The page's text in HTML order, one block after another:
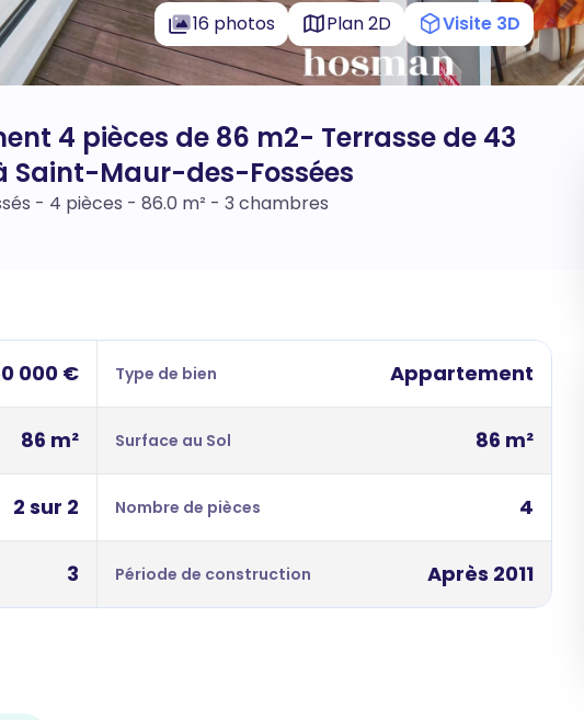
16 photos Plan 2D Visite 3D
4 pièces de 86 m2- Terrasse de 43
Saint-Maur-des-Fossées
- 4 pièces - 86.0 m² - 3 chambres
000 € Type de bien Appartement
86 m² Surface au Sol 86 m²
2 sur 2 Nombre de pièces 4
3 Période de construction Après 2011